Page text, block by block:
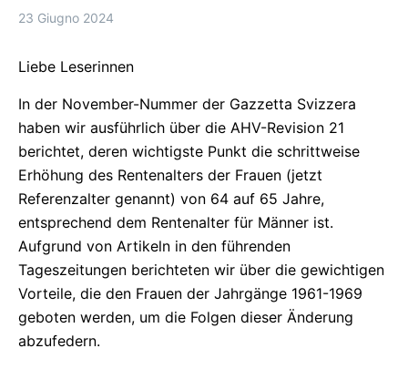
23 Giugno 2024
Liebe Leserinnen
In der November-Nummer der Gazzetta Svizzera
haben wir ausführlich über die AHV-Revision 21
berichtet, deren wichtigste Punkt die schrittweise
Erhöhung des Rentenalters der Frauen (jetzt
Referenzalter genannt) von 64 auf 65 Jahre,
entsprechend dem Rentenalter für Männer ist.
Aufgrund von Artikeln in den führenden
Tageszeitungen berichteten wir über die gewichtigen
Vorteile, die den Frauen der Jahrgänge 1961-1969
geboten werden, um die Folgen dieser Änderung
abzufedern.